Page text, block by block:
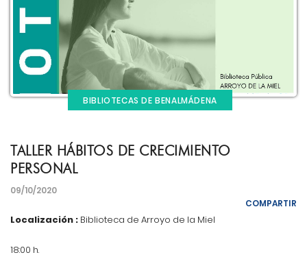
BIBLIOTECAS DE BENALMÁDENA
TALLER HÁBITOS DE CRECIMIENTO
PERSONAL
09/10/2020
COMPARTIR
Localización : Biblioteca de Arroyo de la Miel
18:00 h.